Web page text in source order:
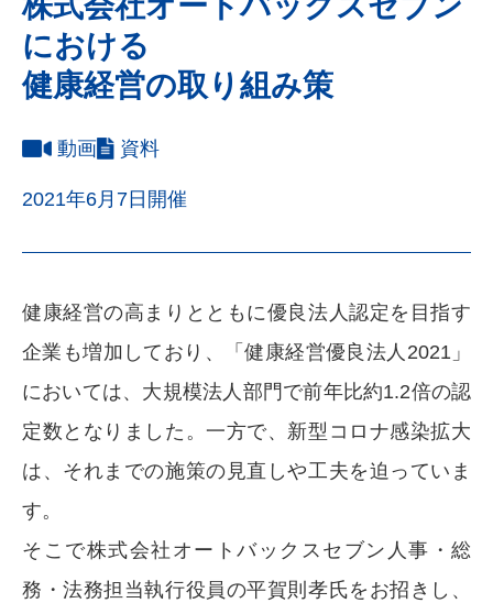
における
健康経営の取り組み策
動画 資料
2021年6月7日開催
健康経営の高まりとともに優良法人認定を目指す
企業も増加しており、「健康経営優良法人2021」
においては、大規模法人部門で前年比約1.2倍の認
定数となりました。一方で、新型コロナ感染拡大
は、それまでの施策の見直しや工夫を迫っていま
す。
そこで株式会社オートバックスセブン人事・総
務・法務担当執行役員の平賀則孝氏をお招きし、